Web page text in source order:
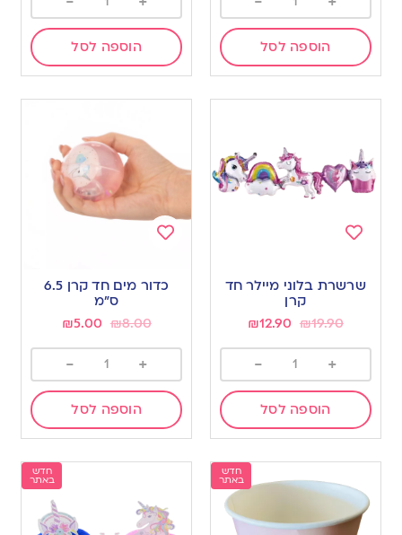
הוספה לסל הוספה לסל
to
wishlist
שרשרת בלוני מיילר חד
קרן
₪19.90
₪12.90
+
-
הוספה לסל
wishlist
כדור מים חד קרן 6.5
ס”מ
₪8.00
₪5.00
+
-
הוספה לסל
חדש
באתר
חדש
באתר